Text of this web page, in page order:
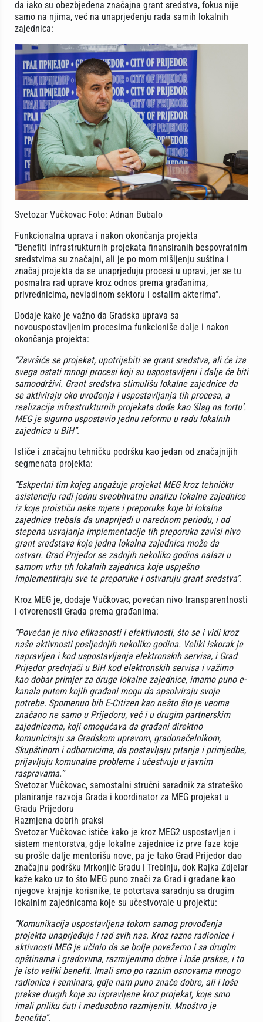
da iako su obezbjeđena značajna grant sredstva, fokus nije
samo na njima, već na unaprjeđenju rada samih lokalnih
zajednica:
Svetozar Vučkovac Foto: Adnan Bubalo
Funkcionalna uprava i nakon okončanja projekta
“Benefiti infrastrukturnih projekata finansiranih bespovratnim
sredstvima su značajni, ali je po mom mišljenju suština i
značaj projekta da se unaprjeđuju procesi u upravi, jer se tu
posmatra rad uprave kroz odnos prema građanima,
privrednicima, nevladinom sektoru i ostalim akterima”.
Dodaje kako je važno da Gradska uprava sa
novouspostavljenim procesima funkcioniše dalje i nakon
okončanja projekta:
“Završiće se projekat, upotrijebiti se grant sredstva, ali će iza
svega ostati mnogi procesi koji su uspostavljeni i dalje će biti
samoodrživi. Grant sredstva stimulišu lokalne zajednice da
se aktiviraju oko uvođenja i uspostavljanja tih procesa, a
realizacija infrastrukturnih projekata dođe kao ‘šlag na tortu’.
MEG je sigurno uspostavio jednu reformu u radu lokalnih
zajednica u BiH”.
Ističe i značajnu tehničku podršku kao jedan od značajnijih
segmenata projekta:
“Eskpertni tim kojeg angažuje projekat MEG kroz tehničku
asistenciju radi jednu sveobhvatnu analizu lokalne zajednice
iz koje proističu neke mjere i preporuke koje bi lokalna
zajednica trebala da unaprijedi u narednom periodu, i od
stepena usvajanja implementacije tih preporuka zavisi nivo
grant sredstava koje jedna lokalna zajednica može da
ostvari. Grad Prijedor se zadnjih nekoliko godina nalazi u
samom vrhu tih lokalnih zajednica koje uspješno
implementiraju sve te preporuke i ostvaruju grant sredstva”.
Kroz MEG je, dodaje Vučkovac, povećan nivo transparentnosti
i otvorenosti Grada prema građanima:
“Povećan je nivo efikasnosti i efektivnosti, što se i vidi kroz
naše aktivnosti posljednjih nekoliko godina. Veliki iskorak je
napravljen i kod uspostavljanja elektronskih servisa, i Grad
Prijedor prednjači u BiH kod elektronskih servisa i važimo
kao dobar primjer za druge lokalne zajednice, imamo puno e-
kanala putem kojih građani mogu da apsolviraju svoje
potrebe. Spomenuo bih E-Citizen kao nešto što je veoma
značano ne samo u Prijedoru, već i u drugim partnerskim
zajednicama, koji omogućava da građani direktno
komuniciraju sa Gradskom upravom, gradonačelnikom,
Skupštinom i odbornicima, da postavljaju pitanja i primjedbe,
prijavljuju komunalne probleme i učestvuju u javnim
raspravama.”
Svetozar Vučkovac, samostalni stručni saradnik za strateško
planiranje razvoja Grada i koordinator za MEG projekat u
Gradu Prijedoru
Razmjena dobrih praksi
Svetozar Vučkovac ističe kako je kroz MEG2 uspostavljen i
sistem mentorstva, gdje lokalne zajednice iz prve faze koje
su prošle dalje mentorišu nove, pa je tako Grad Prijedor dao
značajnu podršku Mrkonjić Gradu i Trebinju, dok Rajka Zdjelar
kaže kako uz to što MEG puno znači za Grad i građane kao
njegove krajnje korisnike, te potcrtava saradnju sa drugim
lokalnim zajednicama koje su učestvovale u projektu:
“Komunikacija uspostavljena tokom samog provođenja
projekta unaprjeđuje i rad svih nas. Kroz razne radionice i
aktivnosti MEG je učinio da se bolje povežemo i sa drugim
opštinama i gradovima, razmijenimo dobre i loše prakse, i to
je isto veliki benefit. Imali smo po raznim osnovama mnogo
radionica i seminara, gdje nam puno znače dobre, ali i loše
prakse drugih koje su ispravljene kroz projekat, koje smo
imali priliku čuti i međusobno razmijeniti. Mnoštvo je
benefita”.